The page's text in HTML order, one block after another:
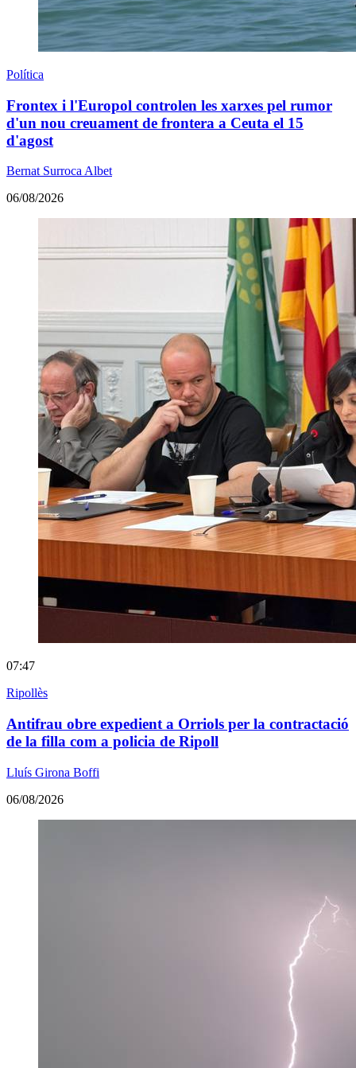
Política
Frontex i l'Europol controlen les xarxes pel rumor
d'un nou creuament de frontera a Ceuta el 15
d'agost
Bernat Surroca Albet
06/08/2026
07:47
Ripollès
Antifrau obre expedient a Orriols per la contractació
de la filla com a policia de Ripoll
Lluís Girona Boffi
06/08/2026